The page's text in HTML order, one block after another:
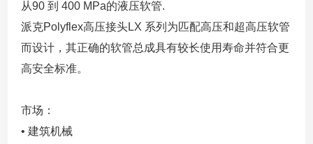
从90 到 400 MPa的液压软管.
派克Polyflex高压接头LX 系列为匹配高压和超高压软管
而设计，其正确的软管总成具有较长使用寿命并符合更
高安全标准。
市场：
• 建筑机械